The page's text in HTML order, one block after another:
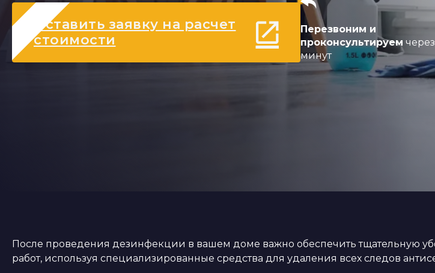
Оставить заявку на расчет
стоимости
Перезвоним и
проконсультируем
минут
После проведения дезинфекции в вашем доме важно обеспечить тщательную
работ, используя специализированные средства для удаления всех следов